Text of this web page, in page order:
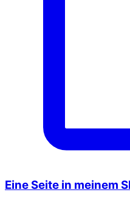
Eine Seite in meinem